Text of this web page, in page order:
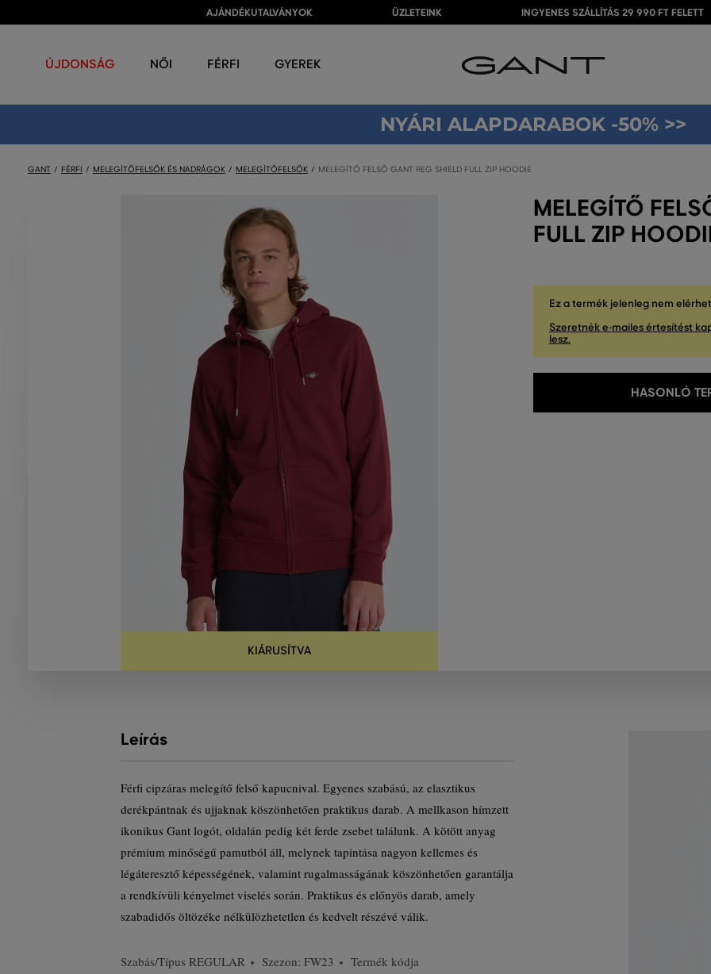
AJÁNDÉKUTALVÁNYOK ÜZLETEINK INGYENES SZÁLLÍTÁS 29 990 FT FELETT
ÚJDONSÁG NŐI FÉRFI GYEREK
NYÁRI ALAPDARABOK -50% >>
GANT FÉRFI MELEGÍTŐFELSŐK ÉS NADRÁGOK MELEGÍTŐFELSŐK MELEGÍTŐ FELSŐ GANT REG SHIELD FULL ZIP HOODIE
KIÁRUSÍTVA
MELEGÍTŐ
FULL ZIP
Ez a termék jelenleg nem
Szeretnék e-mailes értesítést
lesz.
HASONLÓ
Leírás
Férfi cipzáras melegítő felső kapucnival. Egyenes szabású, az elasztikus
derékpántnak és ujjaknak köszönhetően praktikus darab. A mellkason hímzett
ikonikus Gant logót, oldalán pedig két ferde zsebet találunk. A kötött anyag
prémium minőségű pamutból áll, melynek tapintása nagyon kellemes és
légáteresztő képességének, valamint rugalmasságának köszönhetően garantálja
a rendkívüli kényelmet viselés során. Praktikus és előnyös darab, amely
szabadidős öltözéke nélkülözhetetlen és kedvelt részévé válik.
Szabás/Típus REGULAR Szezon: FW23
Termék kódja